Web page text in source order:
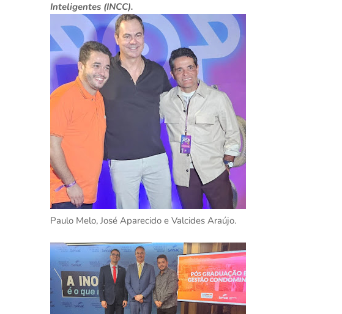
Inteligentes (INCC).
Paulo Melo, José Aparecido e Valcides Araújo.